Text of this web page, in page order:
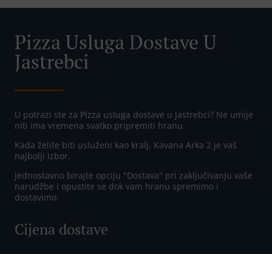
Pizza Usluga Dostave U
Jastrebci
U potrazi ste za Pizza usluga dostave u Jastrebci? Ne umije
niti ima vremena svatko pripremiti hranu.
Kada želite biti usluženi kao kralj, Kavana Arka 2 je vaš
najbolji izbor.
Jednostavno birajte opciju "Dostava" pri zaključivanju vaše
narudžbe i opustite se dok vam hranu spremimo i
dostavimo.
Cijena dostave